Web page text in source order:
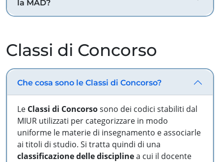
la MAD?
Classi di Concorso
Che cosa sono le Classi di Concorso?
Le Classi di Concorsosono dei codici stabiliti dal
MIUR utilizzati per categorizzare in modo
uniforme le materie di insegnamento e associarle
ai titoli di studio. Si tratta quindi di una
classificazione delle disciplinea cui il docente